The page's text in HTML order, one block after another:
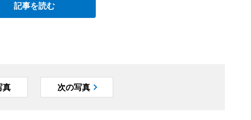
記事を読む
真 次の写真